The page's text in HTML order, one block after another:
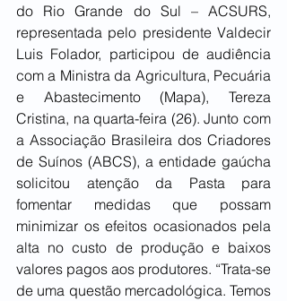
do Rio Grande do Sul – ACSURS,
representada pelo presidente Valdecir
Luis Folador, participou de audiência
com a Ministra da Agricultura, Pecuária
e Abastecimento (Mapa), Tereza
Cristina, na quarta-feira (26). Junto com
a Associação Brasileira dos Criadores
de Suínos (ABCS), a entidade gaúcha
solicitou atenção da Pasta para
fomentar medidas que possam
minimizar os efeitos ocasionados pela
alta no custo de produção e baixos
valores pagos aos produtores. “Trata-se
de uma questão mercadológica. Temos